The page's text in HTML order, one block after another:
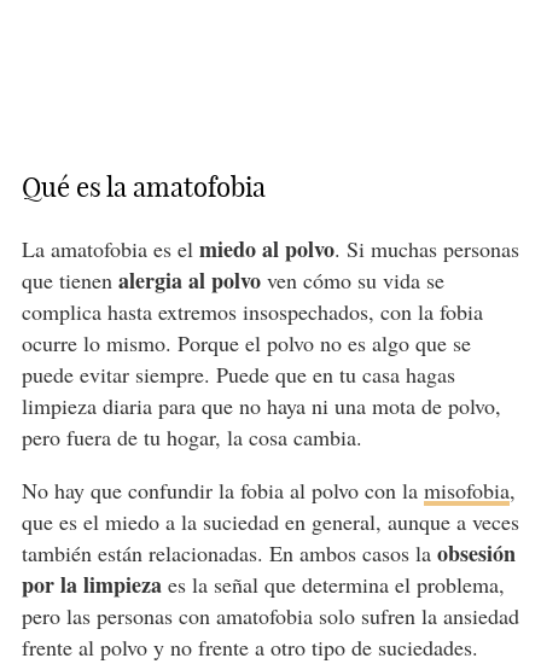
Qué es la amatofobia
La amatofobia es el miedo al polvo. Si muchas personas
que tienen alergia al polvoven cómo su vida se
complica hasta extremos insospechados, con la fobia
ocurre lo mismo. Porque el polvo no es algo que se
puede evitar siempre. Puede que en tu casa hagas
limpieza diaria para que no haya ni una mota de polvo,
pero fuera de tu hogar, la cosa cambia.
No hay que confundir la fobia al polvo con la misofobia,
que es el miedo a la suciedad en general, aunque a veces
también están relacionadas. En ambos casos la obsesión
por la limpiezaes la señal que determina el problema,
pero las personas con amatofobia solo sufren la ansiedad
frente al polvo y no frente a otro tipo de suciedades.